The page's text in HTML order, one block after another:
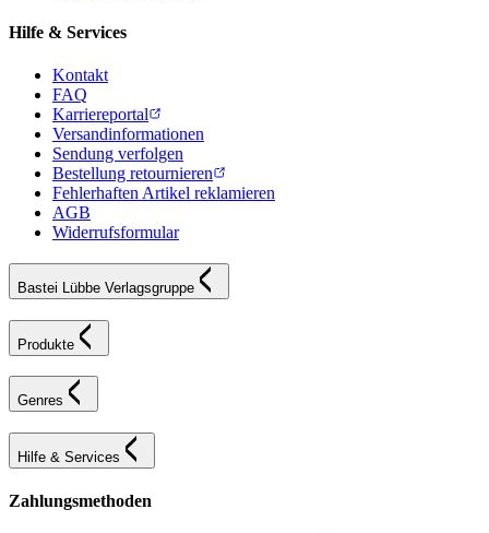
Hilfe & Services
Kontakt
FAQ
Karriereportal
Versandinformationen
Sendung verfolgen
Bestellung retournieren
Fehlerhaften Artikel reklamieren
AGB
Widerrufsformular
Bastei Lübbe Verlagsgruppe
Produkte
Genres
Hilfe & Services
Zahlungsmethoden